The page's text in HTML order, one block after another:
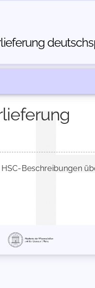
Beschreibungen